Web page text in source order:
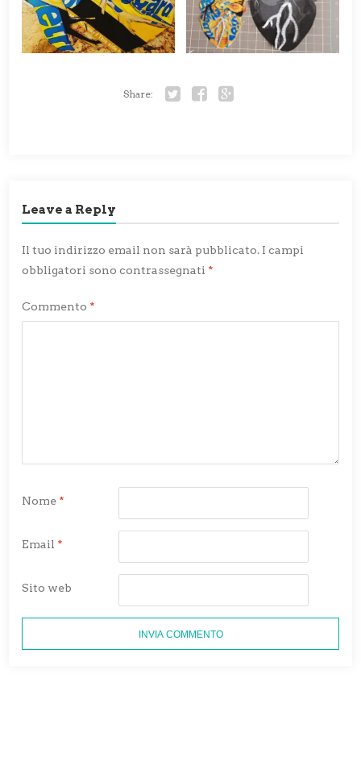
Share:
Leave a Reply
Il tuo indirizzo email non sarà pubblicato. I campi
obbligatori sono contrassegnati *
Commento *
Nome *
Email *
Sito web